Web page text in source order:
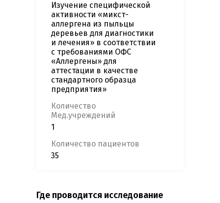
Изучение специфической
активности «микст-
аллергена из пыльцы
деревьев для диагностики
и лечения» в соответствии
с требованиями ОФС
«Аллергены» для
аттестации в качестве
стандартного образца
предприятия»
Количество
Мед.учреждений
1
Количество пациентов
35
Где проводится исследование